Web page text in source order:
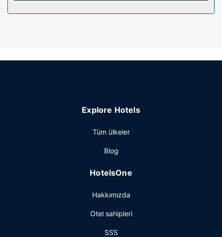
İnternet ve piknik alanı gibi imkânlardan/kolaylıklardan
Explore Hotels
Tüm ülkeler
Blog
HotelsOne
Hakkımızda
Otel sahipleri
SSS